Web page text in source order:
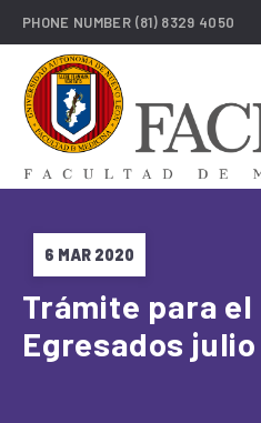
PHONE NUMBER (81) 8329 4050
6 MAR 2020
Trámite para
Egresados julio